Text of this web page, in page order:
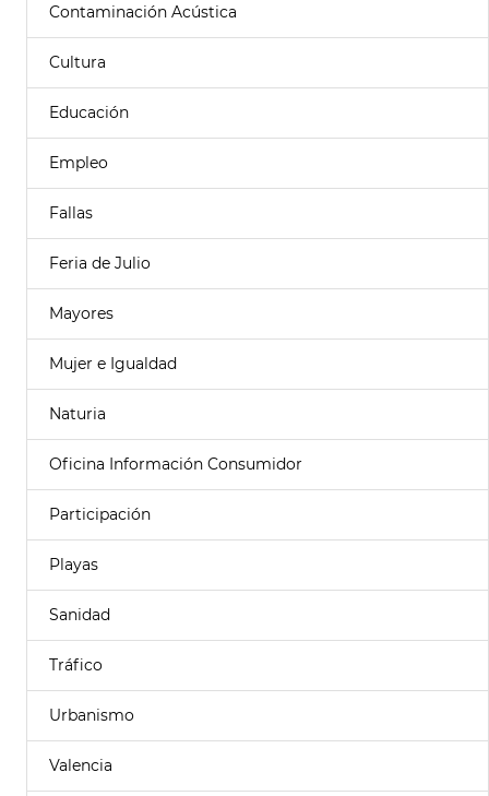
Contaminación Acústica
Cultura
Educación
Empleo
Fallas
Feria de Julio
Mayores
Mujer e Igualdad
Naturia
Oficina Información Consumidor
Participación
Playas
Sanidad
Tráfico
Urbanismo
Valencia